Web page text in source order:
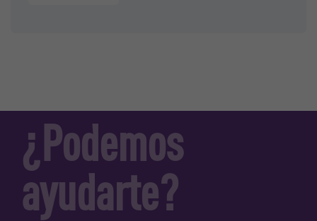
¿Podemos
ayudarte?